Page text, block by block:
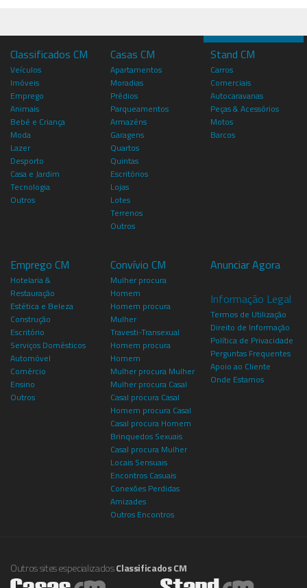
Classificados CM
Veículos
Imóveis
Emprego
Animais
Bebé e Criança
Moda
Lazer
Desporto
Casa e Jardim
Tecnologia
Outros
Casas CM
Apartamentos
Moradias
Prédios
Parqueamentos
Armazéns
Garagens
Quartos
Quintas
Escritórios
Lojas
Lotes
Terrenos
Outros
Stand CM
Carros
Comerciais
Autocaravanas
Peças & Acessórios
Motos
Barcos
Emprego CM
Hotelaria &
Restauração
Estética e Beleza
Construção
Escritório
Serviços Domésticos
Automóvel
Comércio
Ensino
Outros
Convívio CM
Mulher procura
Homem
Homem procura
Mulher
Travesti-Transexual
Homem procura
Homem
Mulher procura Mulher
Mulher procura Casal
Casal procura Casal
Homem procura Casal
Casal procura Homem
Brinquedos Sexuais
Casal procura Mulher
Locais Sensuais
Encontros Casuais
Conexões Perdidas
Amizades
Outros Encontros
Anunciar Agora
Informação Legal
Termos de Utilização
Direito de Informação
Política de Privacidade
Perguntas Frequentes
Apoio ao Cliente
Onde Estamos
Outros sites especializadosClassificados CM